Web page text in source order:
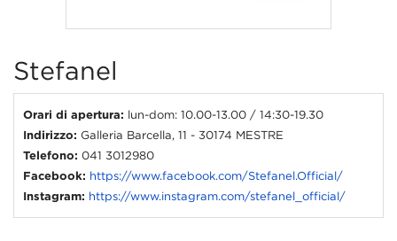
Stefanel
Orari di apertura: lun-dom: 10.00-13.00 / 14:30-19.30
Indirizzo: Galleria Barcella, 11 - 30174 MESTRE
Telefono: 041 3012980
Facebook: https://www.facebook.com/Stefanel.Official/
Instagram: https://www.instagram.com/stefanel_official/